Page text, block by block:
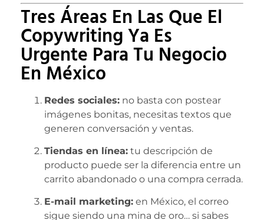
Tres Áreas En Las Que El
Copywriting Ya Es
Urgente Para Tu Negocio
En México
Redes sociales: no basta con postear
imágenes bonitas, necesitas textos que
generen conversación y ventas.
Tiendas en línea: tu descripción de
producto puede ser la diferencia entre un
carrito abandonado o una compra cerrada.
E-mail marketing: en México, el correo
sigue siendo una mina de oro… si sabes